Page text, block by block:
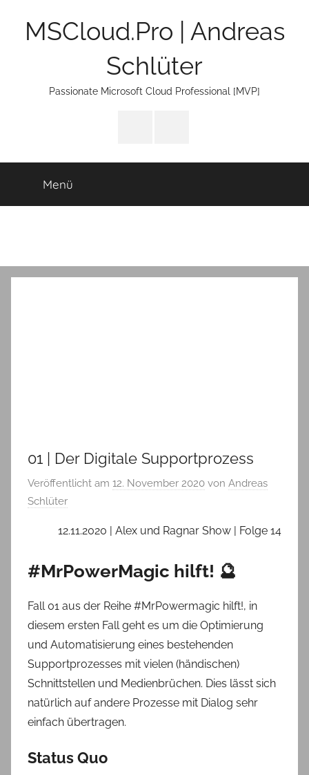
MSCloud.Pro | Andreas
Schlüter
Passionate Microsoft Cloud Professional [MVP]
Menü
01 | Der Digitale Supportprozess
Veröffentlicht am 12. November 2020 von Andreas
Schlüter
12.11.2020 | Alex und Ragnar Show | Folge 14
#MrPowerMagic hilft! 🔮
Fall 01 aus der Reihe #MrPowermagic hilft!, in
diesem ersten Fall geht es um die Optimierung
und Automatisierung eines bestehenden
Supportprozesses mit vielen (händischen)
Schnittstellen und Medienbrüchen. Dies lässt sich
natürlich auf andere Prozesse mit Dialog sehr
einfach übertragen.
Status Quo